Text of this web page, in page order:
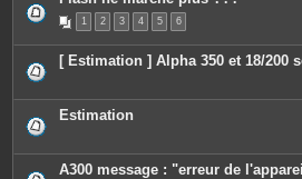
1 2 3 4 5 6
[ Estimation ] Alpha 350 et 18/200
Estimation
A300 message : "erreur de